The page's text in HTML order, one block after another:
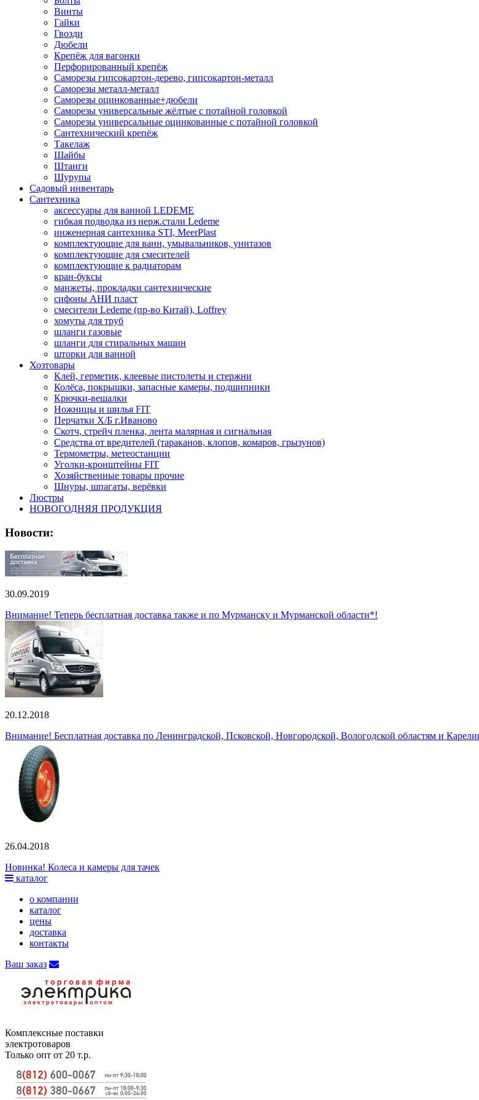
Винты
Гайки
Гвозди
Дюбели
Крепёж для вагонки
Перфорированный крепёж
Саморезы гипсокартон-дерево, гипсокартон-металл
Саморезы металл-металл
Саморезы оцинкованные+дюбели
Саморезы универсальные жёлтые с потайной головкой
Саморезы универсальные оцинкованные с потайной головкой
Сантехнический крепёж
Такелаж
Шайбы
Штанги
Шурупы
Садовый инвентарь
Сантехника
аксессуары для ванной LEDEME
гибкая подводка из нерж.стали Ledeme
инженерная сантехника STI, MeerPlast
комплектующие для ванн, умывальников, унитазов
комплектующие для смесителей
комплектующие к радиаторам
кран-буксы
манжеты, прокладки сантехнические
сифоны АНИ пласт
смесители Ledeme (пр-во Китай), Loffrey
хомуты для труб
шланги газовые
шланги для стиральных машин
шторки для ванной
Хозтовары
Клей, герметик, клеевые пистолеты и стержни
Колёса, покрышки, запасные камеры, подшипники
Крючки-вешалки
Ножницы и шилья FIT
Перчатки Х/Б г.Иваново
Скотч, стрейч пленка, лента малярная и сигнальная
Средства от вредителей (тараканов, клопов, комаров, грызунов)
Термометры, метеостанции
Уголки-кронштейны FIT
Хозяйственные товары прочие
Шнуры, шпагаты, верёвки
Люстры
НОВОГОДНЯЯ ПРОДУКЦИЯ
Новости:
30.09.2019
Внимание! Теперь бесплатная доставка также и по Мурманску и Мурманской области*!
20.12.2018
Внимание! Бесплатная доставка по Ленинградской, Псковской, Новгородской, Вологодской областям и
26.04.2018
Новинка! Колеса и камеры для тачек
каталог
о компании
каталог
цены
доставка
контакты
Ваш заказ
Комплексные поставки
электротоваров
Только опт от 20 т.р.